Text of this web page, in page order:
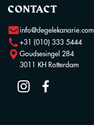
CONTACT
info@degelekanarie.com
+31 (010) 333 5444
Goudsesingel 284
3011 KH Rotterdam